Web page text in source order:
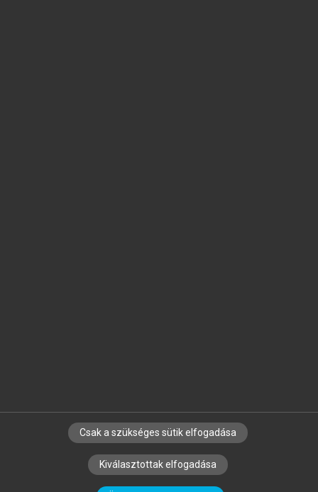
SZERZŐKNEK CÉGEKNEK KÖNYVTÁROSOKNAK
SZERKESZTÉSI ÉS LEKTORÁLÁSI ALAPELVEK
Csak a szükséges sütik elfogadása
Kiválasztottak elfogadása